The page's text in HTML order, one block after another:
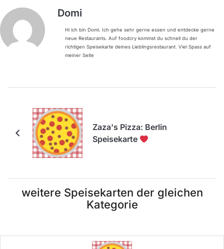
Domi
Hi ich bin Domi. Ich gehe sehr gerne essen und entdecke gerne
neue Restaurants. Auf foodcry kommst du schnell du der
richtigen Speisekarte deines Lieblingsrestaurant. Viel Spass auf
meiner Seite
Zaza's Pizza: Berlin
Speisekarte
weitere Speisekarten der gleichen
Kategorie